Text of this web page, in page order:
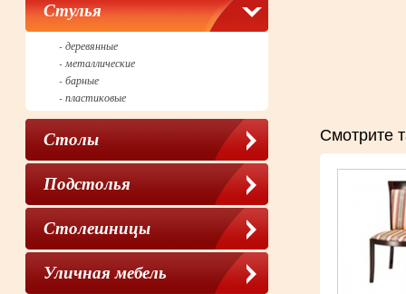
Cтулья
- деревянные
- металлические
- барные
- пластиковые
Столы
Подстолья
Столешницы
Уличная мебель
Смотрите